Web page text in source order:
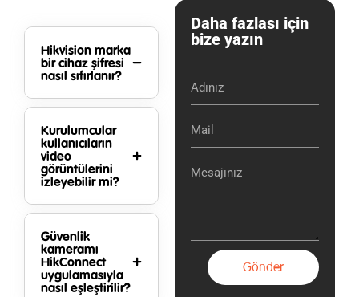
Hikvision marka
bir cihaz şifresi
nasıl sıfırlanır?
Kurulumcular
kullanıcıların
video
görüntülerini
izleyebilir mi?
Güvenlik
kameramı
HikConnect
uygulamasıyla
nasıl eşleştirilir?
Daha fazlası için
bize yazın
Gönder